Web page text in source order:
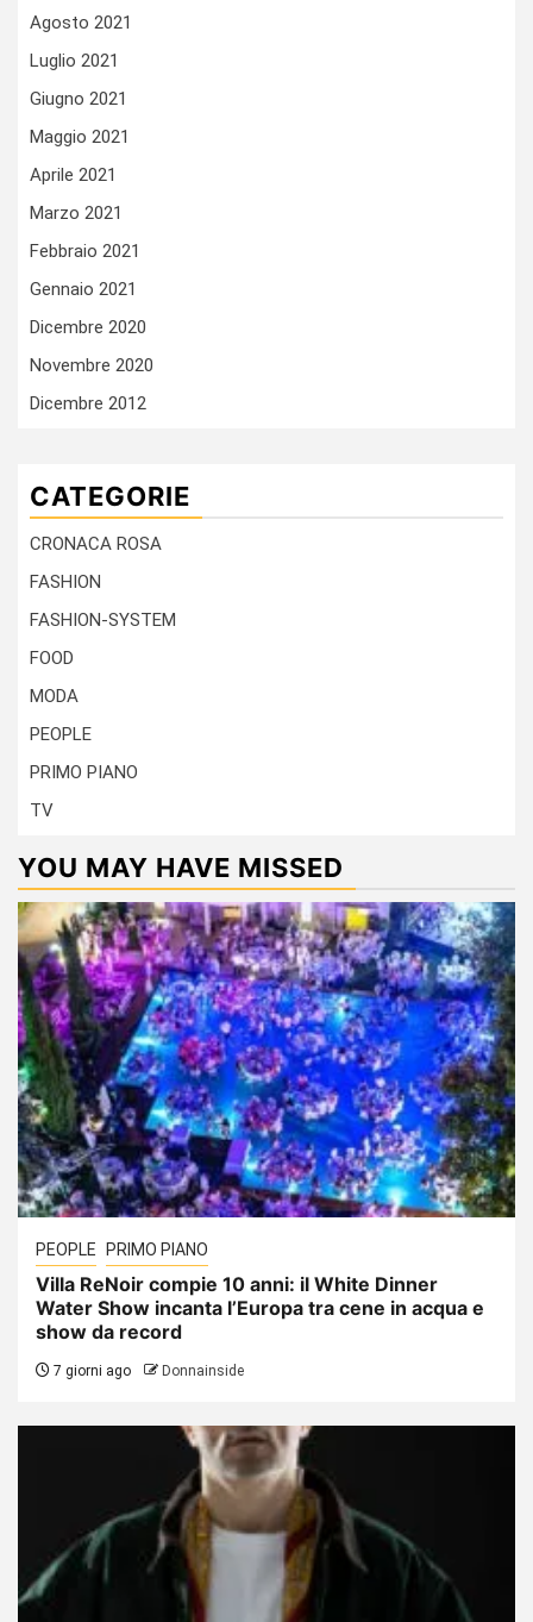
Agosto 2021
Luglio 2021
Giugno 2021
Maggio 2021
Aprile 2021
Marzo 2021
Febbraio 2021
Gennaio 2021
Dicembre 2020
Novembre 2020
Dicembre 2012
CATEGORIE
CRONACA ROSA
FASHION
FASHION-SYSTEM
FOOD
MODA
PEOPLE
PRIMO PIANO
TV
YOU MAY HAVE MISSED
PEOPLE PRIMO PIANO
Villa ReNoir compie 10 anni: il White Dinner
Water Show incanta l’Europa tra cene in acqua e
show da record
7 giorni ago Donnainside